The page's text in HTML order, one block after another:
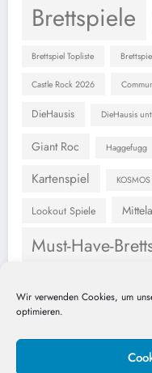
Wir verwenden Cookies, um
optimieren.
Brettspiele
Brettspiel Topliste
Castle Rock 2026
DieHausis DieHausis
Giant Roc Haggefugg
Kartenspiel KOSMOS
Lookout Spiele
Must-Have-